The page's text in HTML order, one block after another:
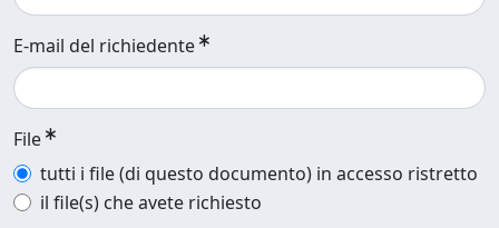
E-mail del richiedente
File
tutti i file (di questo documento) in accesso ristretto
il file(s) che avete richiesto